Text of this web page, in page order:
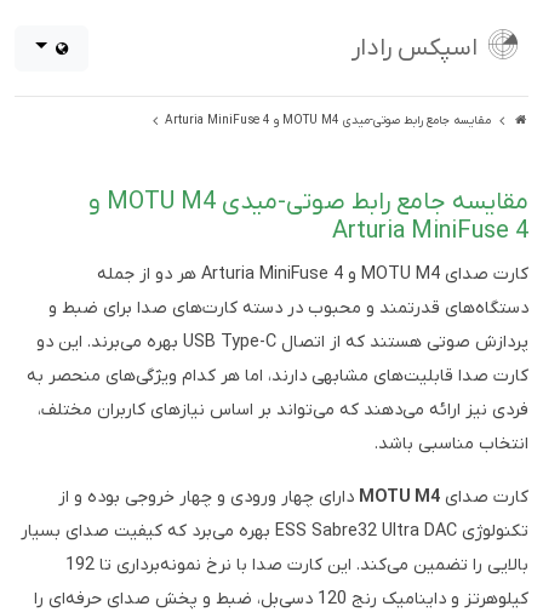
اسپکس رادار
مقایسه جامع رابط صوتی-میدی MOTU M4 و Arturia MiniFuse 4
مقایسه جامع رابط صوتی-میدی MOTU M4 و
Arturia MiniFuse 4
کارت صدای MOTU M4 و Arturia MiniFuse 4 هر دو از جمله
دستگاه‌های قدرتمند و محبوب در دسته کارت‌های صدا برای ضبط و
پردازش صوتی هستند که از اتصال USB Type-C بهره می‌برند. این دو
کارت صدا قابلیت‌های مشابهی دارند، اما هر کدام ویژگی‌های منحصر به
فردی نیز ارائه می‌دهند که می‌تواند بر اساس نیازهای کاربران مختلف،
انتخاب مناسبی باشد.
کارت صدای MOTU M4 دارای چهار ورودی و چهار خروجی بوده و از
تکنولوژی ESS Sabre32 Ultra DAC بهره می‌برد که کیفیت صدای بسیار
بالایی را تضمین می‌کند. این کارت صدا با نرخ نمونه‌برداری تا 192
کیلوهرتز و داینامیک رنج 120 دسی‌بل، ضبط و پخش صدای حرفه‌ای را